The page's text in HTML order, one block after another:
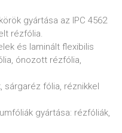
gyártása az IPC 4562
rézfólia.
és laminált flexibilis
ónozott rézfólia,
sárgaréz fólia, réznikkel
gyártása: rézfóliák,